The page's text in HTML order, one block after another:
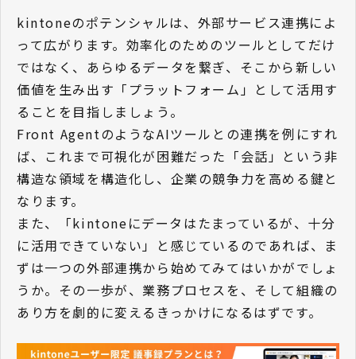
kintoneのポテンシャルは、外部サービス連携によ
って広がります。効率化のためのツールとしてだけ
ではなく、あらゆるデータを繋ぎ、そこから新しい
価値を生み出す「プラットフォーム」として活用す
ることを目指しましょう。
Front AgentのようなAIツールとの連携を例にすれ
ば、これまで可視化が困難だった「会話」という非
構造な領域を構造化し、企業の競争力を高める鍵と
なります。
また、「kintoneにデータはたまっているが、十分
に活用できていない」と感じているのであれば、ま
ずは一つの外部連携から始めてみてはいかがでしょ
うか。その一歩が、業務プロセスを、そして組織の
あり方を劇的に変えるきっかけになるはずです。